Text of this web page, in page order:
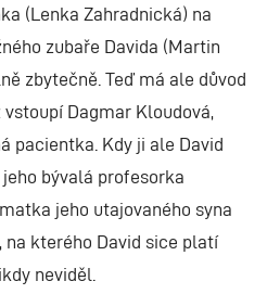
(Lenka Zahradnická) na
zubaře Davida (Martin
zbytečně. Teď má ale důvod
Dagmar Kloudová,
pacientka. Kdy ji ale David
bývalá profesorka
jeho utajovaného syna
na kterého David sice platí
neviděl.